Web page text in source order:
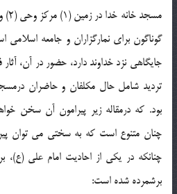
گوناگون برای نمارگزاران و جامعه
جایگاهی نزد خداوند دارد، حضور در آن،
تردید شامل حال مکلفان و حاضران
بود. که درمقاله زیر پیرامون آن سخن
چنان متنوع است که به سختی می توان
چنانکه در یکی از احادیت امام علی
برشمرده شده است: